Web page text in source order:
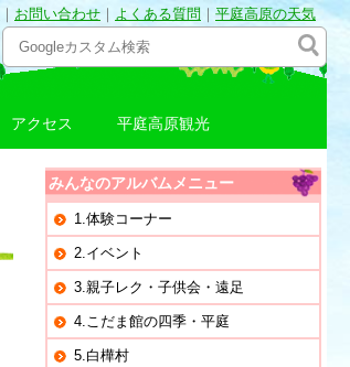
｜ お問い合わせ ｜ よくある質問 ｜ 平庭高原の天気
アクセス 平庭高原観光
みんなのアルバムメニュー
1.体験コーナー
2.イベント
3.親子レク・子供会・遠足
4.こだま館の四季・平庭
5.白樺村